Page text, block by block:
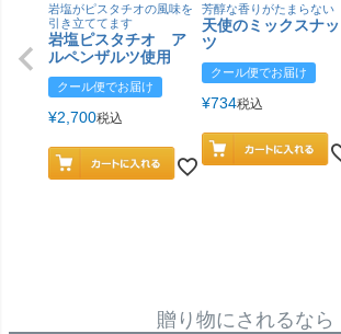
岩塩がピスタチオの風味を
引き立ててます
岩塩ピスタチオ ア
ルペンザルツ使用
クール便でお届け
¥2,700税込
芳醇な香りがたまらない
天使のミックスナッ
ツ
クール便でお届け
¥734税込
贈り物にされるなら